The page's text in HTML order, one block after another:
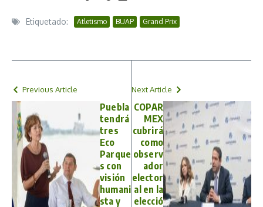
Etiquetado: Atletismo BUAP Grand Prix
Previous Article
Puebla
tendrá
tres
Eco
Parque
s con
visión
humani
sta y
Next Article
COPAR
MEX
cubrirá
como
observ
ador
elector
al en la
elecció